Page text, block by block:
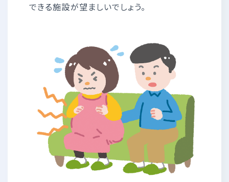
できる施設が望ましいでしょう。